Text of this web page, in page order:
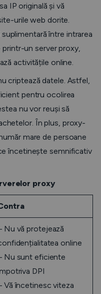
IP originală și vă
urile web dorite.
între intrarea
printr-un server proxy,
activitățile online.
criptează datele. Astfel,
pentru ocolirea
nu vor reuși să
În plus, proxy-
mare de persoane
încetinește semnificativ
proxy
Nu vă protejează
online
Nu sunt eficiente
DPI
Vă încetinesc viteza